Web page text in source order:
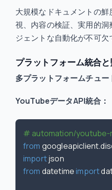
大規模なドキュメントの
視、内容の検証、実用的洞
ジェントな自動化が不可欠
プラットフォーム統合
多プラットフォームチュー
YouTubeデータAPI統合：
# automation/youtube-
from
import
from datetime import